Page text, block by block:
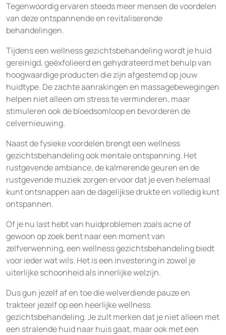
Tegenwoordig ervaren steeds meer mensen de voordelen
van deze ontspannende en revitaliserende
behandelingen.
Tijdens een wellness gezichtsbehandeling wordt je huid
gereinigd, geëxfolieerd en gehydrateerd met behulp van
hoogwaardige producten die zijn afgestemd op jouw
huidtype. De zachte aanrakingen en massagebewegingen
helpen niet alleen om stress te verminderen, maar
stimuleren ook de bloedsomloop en bevorderen de
celvernieuwing.
Naast de fysieke voordelen brengt een wellness
gezichtsbehandeling ook mentale ontspanning. Het
rustgevende ambiance, de kalmerende geuren en de
rustgevende muziek zorgen ervoor dat je even helemaal
kunt ontsnappen aan de dagelijkse drukte en volledig kunt
ontspannen.
Of je nu last hebt van huidproblemen zoals acne of
gewoon op zoek bent naar een moment van
zelfverwenning, een wellness gezichtsbehandeling biedt
voor ieder wat wils. Het is een investering in zowel je
uiterlijke schoonheid als innerlijke welzijn.
Dus gun jezelf af en toe die welverdiende pauze en
trakteer jezelf op een heerlijke wellness
gezichtsbehandeling. Je zult merken dat je niet alleen met
een stralende huid naar huis gaat, maar ook met een